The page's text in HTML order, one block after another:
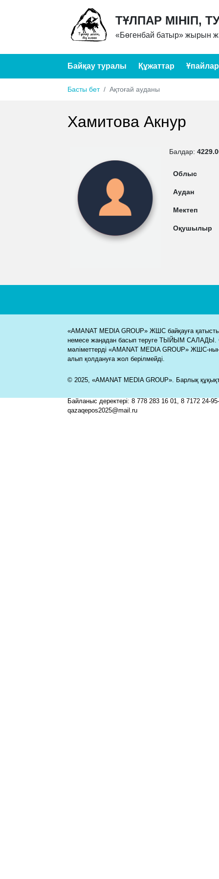
ТҰЛПАР МІНІП,
«Бөгенбай батыр» жырын
Байқау туралы Құжаттар Ұпайлар
Басты бет Ақтоғай ауданы
Хамитова Акнур
Балдар:
Облыс
Аудан
Мектеп
Оқушылыр
«AMANAT MEDIA GROUP» ЖШС байқауға қатысты
немесе жаңадан басып теруге ТЫЙЫМ САЛАДЫ.
мәліметтерді «AMANAT MEDIA GROUP» ЖШС-
алып қолдануға жол берілмейді.
© 2025, «AMANAT MEDIA GROUP». Барлық
Байланыс деректері: 8 778 283 16 01, 8 7172 24-
qazaqepos2025@mail.ru